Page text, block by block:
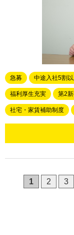
急募 中途入社5割
福利厚生充実 第2
社宅・家賃補助制度
1 2 3